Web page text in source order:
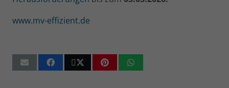
www.mv-effizient.de